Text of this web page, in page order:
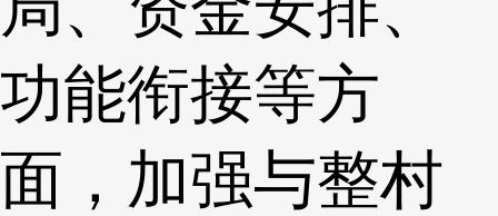
功能衔接等方
面，加强与整村